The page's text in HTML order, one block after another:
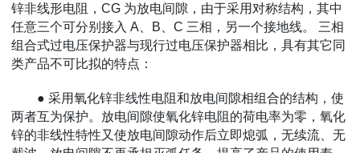
锌非线形电阻，CG 为放电间隙，由于采用对称结构，其中
任意三个可分别接入 A、B、C 三相，另一个接地线。 三相
组合式过电压保护器与现行过电压保护器相比，具有其它同
类产品不可比拟的特点：
● 采用氧化锌非线性电阻和放电间隙相组合的结构，使
两者互为保护。放电间隙使氧化锌电阻的荷电率为零，氧化
锌的非线性特性又使放电间隙动作后立即熄弧，无续流、无